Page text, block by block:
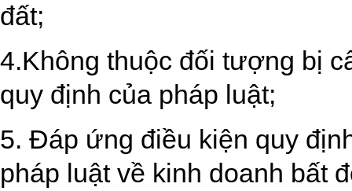
đất;
4.Không thuộc đối tượng bị
quy định của pháp luật;
5. Đáp ứng điều kiện quy
pháp luật về kinh doanh bất